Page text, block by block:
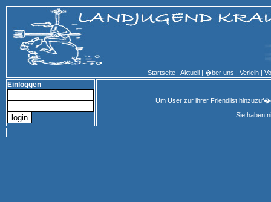
Startseite | Aktuell | �ber uns | Verleih |
Einloggen
Um User zur ihrer Friendlist
Sie haben